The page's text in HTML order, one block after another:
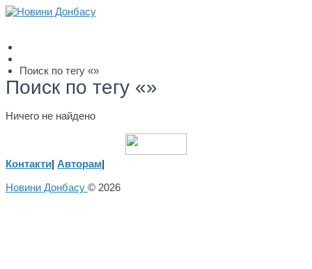
Поиск по тегу «»
Поиск по тегу «»
Ничего не найдено
Контакти| Авторам|
Новини Донбасу © 2026